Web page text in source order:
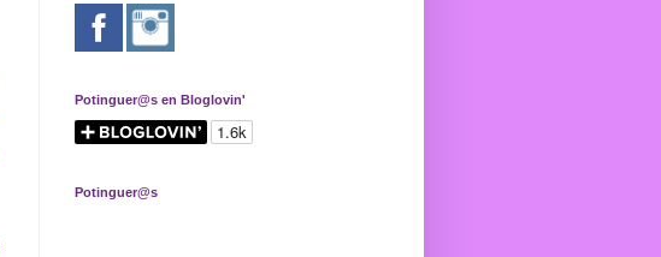
Potinguer@s en Bloglovin'
Potinguer@s